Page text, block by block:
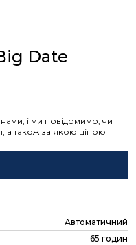
Date
і ми повідомимо, чи
а також за якою ціною
Автоматичний
65 годин